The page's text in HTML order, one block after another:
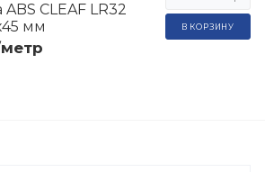
CLEAF LR32
мм
В КОРЗИНУ